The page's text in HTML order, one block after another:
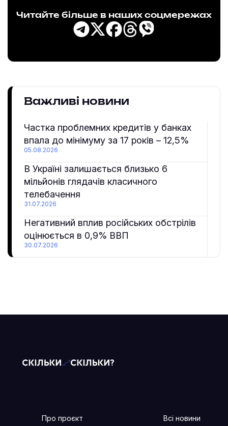
Читайте більше в наших соцмережах
Важливі новини
Частка проблемних кредитів у банках
впала до мінімуму за 17 років – 12,5%
05.08.2026
В Україні залишається близько 6
мільйонів глядачів класичного
телебачення
31.07.2026
Негативний вплив російських обстрілів
оцінюється в 0,9% ВВП
30.07.2026
Про проєкт
Всі новини